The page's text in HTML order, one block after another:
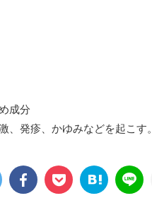
成分
、発疹、かゆみなどを起こす。